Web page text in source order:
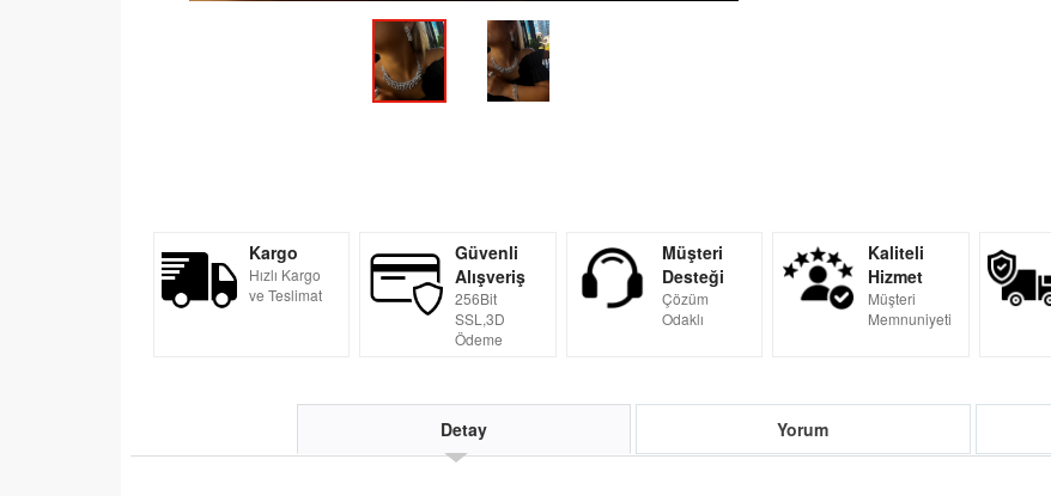
Kargo
Hızlı Kargo
ve Teslimat
Güvenli
Alışveriş
256Bit
SSL,3D
Ödeme
Müşteri
Desteği
Çözüm
Odaklı
Kaliteli
Hizmet
Müşteri
Memnuniyeti
Detay Yorum